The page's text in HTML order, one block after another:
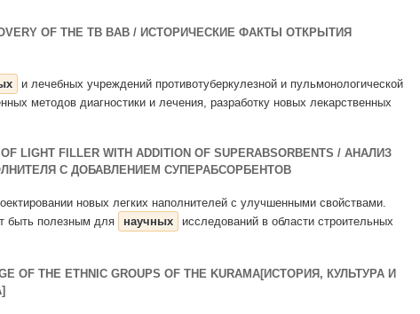
OF THE TB BAB / ИСТОРИЧЕСКИЕ ФАКТЫ ОТКРЫТИЯ
и лечебных учреждений противотуберкулезной и пульмонологической
методов диагностики и лечения, разработку новых лекарственных
LIGHT FILLER WITH ADDITION OF SUPERABSORBENTS / АНАЛИЗ
С ДОБАВЛЕНИЕМ СУПЕРАБСОРБЕНТОВ
новых легких наполнителей с улучшенными свойствами.
быть полезным для
научных
исследований в области строительных
OF THE ETHNIC GROUPS OF THE KURAMA[ИСТОРИЯ, КУЛЬТУРА И